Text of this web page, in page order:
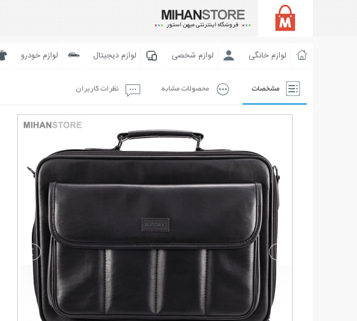
لوازم خانگی لوازم شخصی لوازم دیجیتال لوازم خودرو
مشخصات محصولات مشابه نظرات کاربران